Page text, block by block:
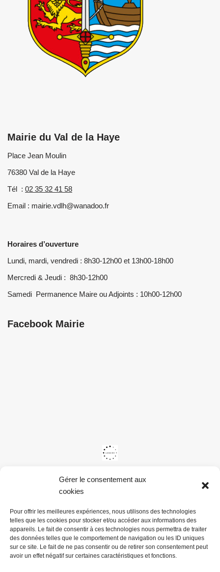
Gérer le consentement aux
cookies
Pour offrir les meilleures expériences, nous utilisons des technologies
telles que les cookies pour stocker et/ou accéder aux informations des
appareils. Le fait de consentir à ces technologies nous permettra de traiter
des données telles que le comportement de navigation ou les ID uniques
sur ce site. Le fait de ne pas consentir ou de retirer son consentement peut
avoir un effet négatif sur certaines caractéristiques et fonctions.
Mairie du Val de la Haye
Place Jean Moulin
76380 Val de la Haye
Tél : 02 35 32 41 58
Email : mairie.vdlh@wanadoo.fr
Horaires d’ouverture
Lundi, mardi, vendredi : 8h30-12h00 et 13h00-18h00
Mercredi & Jeudi : 8h30-12h00
Samedi Permanence Maire ou Adjoints : 10h00-12h00
Facebook Mairie